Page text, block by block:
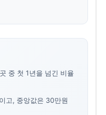
중 첫 1년을 넘긴 비율
고, 중앙값은 30만원